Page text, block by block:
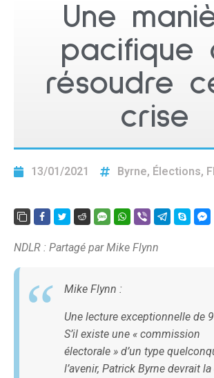
Une
pacifique
résoudre
crise
13/01/2021 Byrne, Élections,
NDLR : Partagé par Mike Flynn
Mike Flynn :
Une lecture exceptionnelle de
S’il existe une « commission
électorale » d’un type
l’avenir, Patrick Byrne devrait